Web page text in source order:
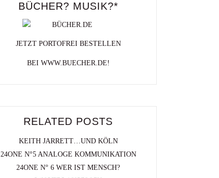
BÜCHER? MUSIK?*
JETZT PORTOFREI BESTELLEN
BEI WWW.BUECHER.DE!
RELATED POSTS
KEITH JARRETT…UND KÖLN
24ONE N°5 ANALOGE KOMMUNIKATION
24ONE N° 6 WER IST MENSCH?